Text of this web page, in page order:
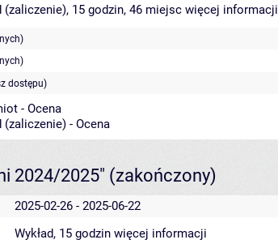
(zaliczenie), 15 godzin, 46 miejsc więcej informacji
dostępu)
- Ocena
(zaliczenie) - Ocena
2024/2025" (zakończony)
2025-02-26 - 2025-06-22
Wykład, 15 godzin więcej informacji